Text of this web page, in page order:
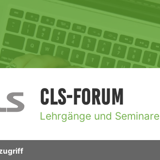
CLS-Forum
Lehrgänge und Seminare